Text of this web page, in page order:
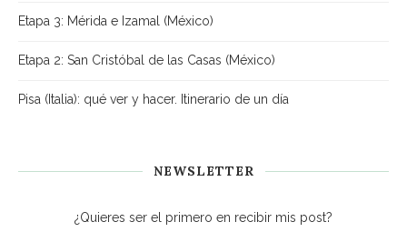
Etapa 3: Mérida e Izamal (México)
Etapa 2: San Cristóbal de las Casas (México)
Pisa (Italia): qué ver y hacer. Itinerario de un día
NEWSLETTER
¿Quieres ser el primero en recibir mis post?